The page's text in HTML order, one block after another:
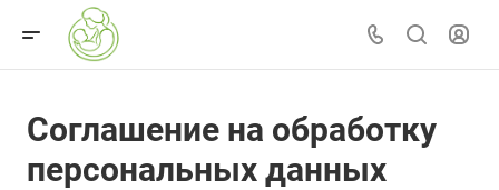
Соглашение на обработку
персональных данных